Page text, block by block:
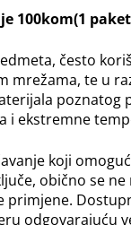
100kom(1
često
mrežama, te u
poznatog
i ekstremne
koji
obično se
primjene.
odgovarajuću